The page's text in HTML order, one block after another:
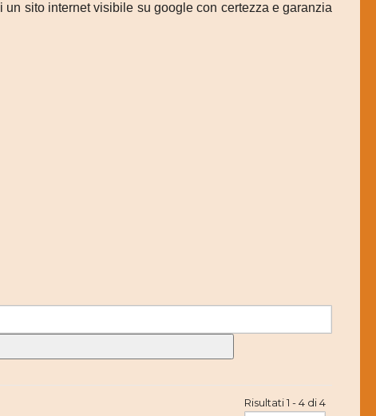
sito internet visibile su google con certezza e garanzia
Risultati 1 - 4 di 4